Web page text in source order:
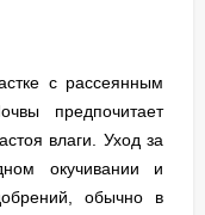
с рассеянным
предпочитает
влаги. Уход за
окучивании и
обычно в